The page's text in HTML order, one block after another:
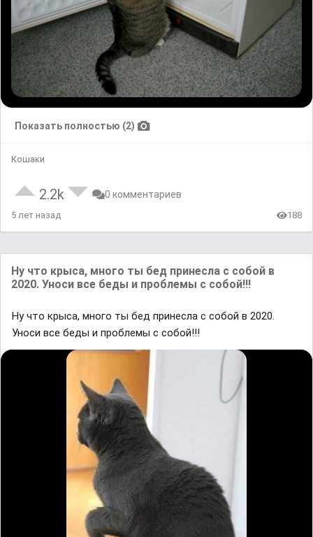
Показать полностью (2)
Кошаки
2.2k 0 комментариев
5 лет назад 188
Ну что крыса, много ты бед принесла с собой в
2020. Уноси все беды и проблемы с собой!!!
Ну что крыса, много ты бед принесла с собой в 2020.
Уноси все беды и проблемы с собой!!!